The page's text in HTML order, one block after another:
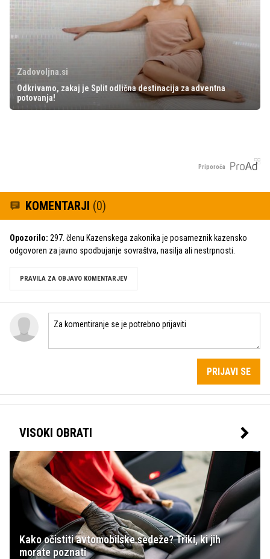
Zadovoljna.si
Odkrivamo, zakaj je Split odlična destinacija za adventna
potovanja!
Priporoča
KOMENTARJI (0)
Opozorilo: 297. členu Kazenskega zakonika je posameznik kazensko
odgovoren za javno spodbujanje sovraštva, nasilja ali nestrpnosti.
PRAVILA ZA OBJAVO KOMENTARJEV
PRIJAVI SE
VISOKI OBRATI
Kako očistiti avtomobilske sedeže? Triki, ki jih
morate poznati